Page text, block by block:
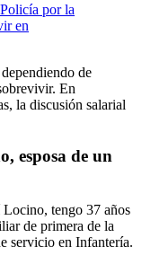
por la
en
de
En
la discusión salarial
esposa de un
tengo 37 años
de primera de la
servicio en Infantería.